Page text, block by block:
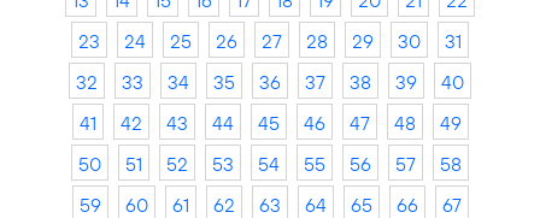
23
24 25 26 27 28 29 30
31
32
33 34 35 36 37 38 39
40
41
42 43 44 45 46 47 48
49
50
51 52 53 54 55 56 57
58
59
60 61 62 63 64 65 66
67